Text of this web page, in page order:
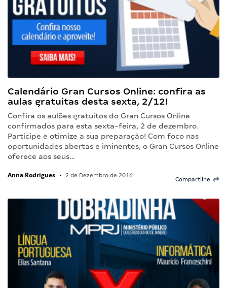
Calendário Gran Cursos Online: confira as
aulas gratuitas desta sexta, 2/12!
Confira os aulões gratuitos do Gran Cursos Online
confirmados para esta sexta-feira, 2 de dezembro.
Participe e otimize a sua preparação! Com foco nas
oportunidades abertas e iminentes, o Gran Cursos Online
oferece aos seus…
Anna Rodrigues • 2 de Dezembro de 2016
Compartilhe